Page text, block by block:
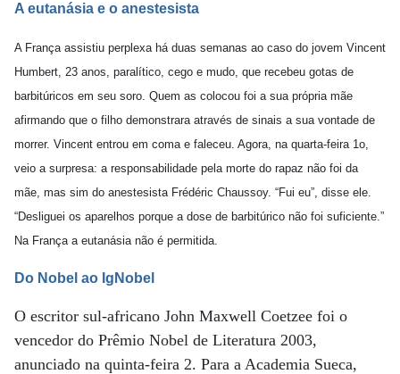
A eutanásia e o anestesista
A França assistiu perplexa há duas semanas ao caso do jovem Vincent
Humbert, 23 anos, paralítico, cego e mudo, que recebeu gotas de
barbitúricos em seu soro. Quem as colocou foi a sua própria mãe
afirmando que o filho demonstrara através de sinais a sua vontade de
morrer. Vincent entrou em coma e faleceu. Agora, na quarta-feira 1o,
veio a surpresa: a responsabilidade pela morte do rapaz não foi da
mãe, mas sim do anestesista Frédéric Chaussoy. “Fui eu”, disse ele.
“Desliguei os aparelhos porque a dose de barbitúrico não foi suficiente.”
Na França a eutanásia não é permitida.
Do Nobel ao IgNobel
O escritor sul-africano John Maxwell Coetzee foi o
vencedor do Prêmio Nobel de Literatura 2003,
anunciado na quinta-feira 2. Para a Academia Sueca,